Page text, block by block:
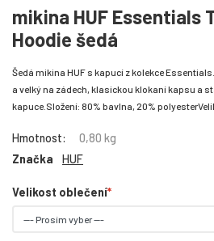
mikina HUF Essentials
Hoodie šedá
Šedá mikina HUF s kapucí z kolekce
a velký na zádech, klasickou klokaní kapsu a
kapuce.Složení: 80% bavlna, 20%
Hmotnost:
0,80 kg
Značka
HUF
Velikost oblečení